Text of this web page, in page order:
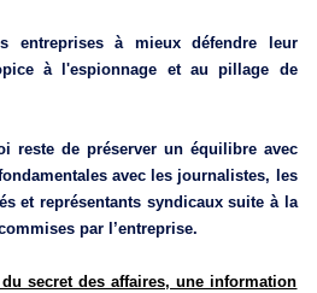
entreprises à mieux défendre leur
à l'espionnage et au pillage de
reste de préserver un équilibre avec
avec les journalistes, les
et représentants syndicaux suite à la
par l’entreprise.
secret des affaires, une information